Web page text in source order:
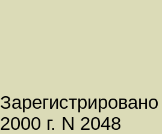
2000 г. N 2048